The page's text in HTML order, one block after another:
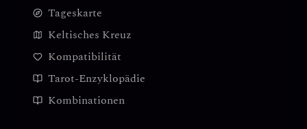
Tageskarte
Keltisches Kreuz
Kompatibilität
Tarot-Enzyklopädie
Kombinationen